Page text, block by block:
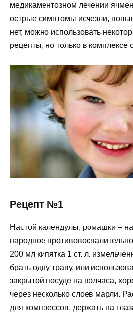
медикаментозном лечении
острые симптомы исчезли,
нет, можно использовать
рецепты, но только в комплексе
Рецепт №1
Настой календулы, ромашки –
народное
200 мл кипятка 1 ст. л.
брать одну траву, или
закрытой посуде на полчаса,
через несколько слоев марли.
для компрессов, держать на